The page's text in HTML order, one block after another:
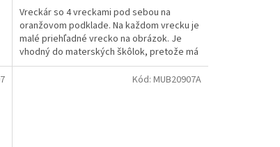
Vreckár so 4 vreckami pod sebou na
oranžovom podklade. Na každom vrecku je
malé priehľadné vrecko na obrázok. Je
vhodný do materských škôlok, pretože má
miestečko na detské...
Kód: MUB20907A